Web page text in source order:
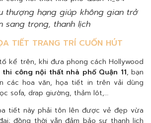
thượng hạng giúp không gian trở
sang trọng, thanh lịch
TIẾT TRANG TRÍ CUỐN HÚT
kể trên, khi đưa phong cách Hollywood
công nội thất nhà phố Quận 11, bạn
các hoa văn, họa tiết in trên vải dùng
sofa, drap giường, thảm lót,…
tiết này phải tôn lên được vẻ đẹp vừa
đồng thời vẫn đảm bảo sự thanh lịch